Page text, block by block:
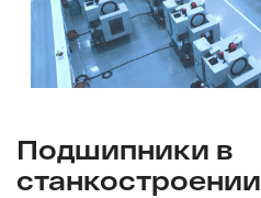
Подшипники в
станкостроении